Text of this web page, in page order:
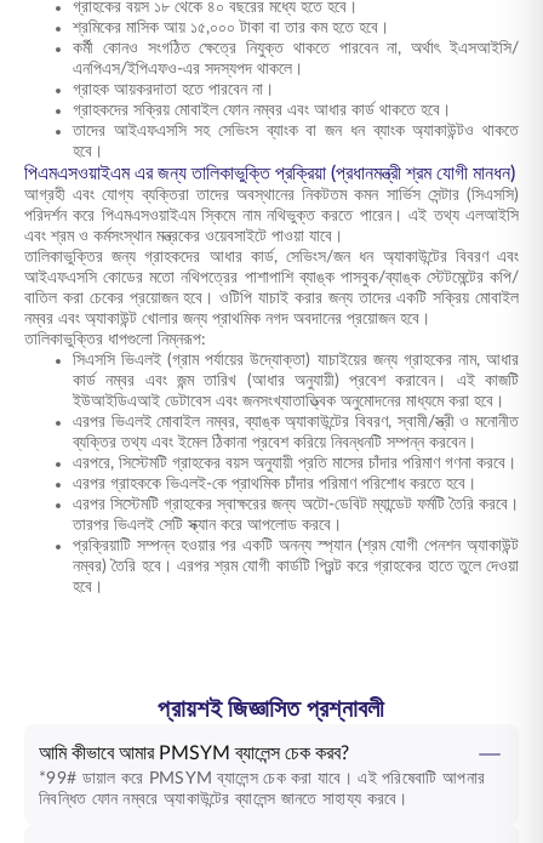
গ্রাহকের বয়স ১৮ থেকে ৪০ বছরের মধ্যে হতে হবে।
শ্রমিকের মাসিক আয় ১৫,০০০ টাকা বা তার কম হতে হবে।
কর্মী কোনও সংগঠিত ক্ষেত্রে নিযুক্ত থাকতে পারবেন না, অর্থাৎ ইএসআইসি/
এনপিএস/ইপিএফও-এর সদস্যপদ থাকলে।
গ্রাহক আয়করদাতা হতে পারবেন না।
গ্রাহকদের সক্রিয় মোবাইল ফোন নম্বর এবং আধার কার্ড থাকতে হবে।
তাদের আইএফএসসি সহ সেভিংস ব্যাংক বা জন ধন ব্যাংক অ্যাকাউন্টও থাকতে
হবে।
পিএমএসওয়াইএম এর জন্য তালিকাভুক্তি প্রক্রিয়া (প্রধানমন্ত্রী শ্রম যোগী মানধন)
আগ্রহী এবং যোগ্য ব্যক্তিরা তাদের অবস্থানের নিকটতম কমন সার্ভিস সেন্টার (সিএসসি)
পরিদর্শন করে পিএমএসওয়াইএম স্কিমে নাম নথিভুক্ত করতে পারেন। এই তথ্য এলআইসি
এবং শ্রম ও কর্মসংস্থান মন্ত্রকের ওয়েবসাইটে পাওয়া যাবে।
তালিকাভুক্তির জন্য গ্রাহকদের আধার কার্ড, সেভিংস/জন ধন অ্যাকাউন্টের বিবরণ এবং
আইএফএসসি কোডের মতো নথিপত্রের পাশাপাশি ব্যাঙ্ক পাসবুক/ব্যাঙ্ক স্টেটমেন্টের কপি/
বাতিল করা চেকের প্রয়োজন হবে। ওটিপি যাচাই করার জন্য তাদের একটি সক্রিয় মোবাইল
নম্বর এবং অ্যাকাউন্ট খোলার জন্য প্রাথমিক নগদ অবদানের প্রয়োজন হবে।
তালিকাভুক্তির ধাপগুলো নিম্নরূপ:
সিএসসি ভিএলই (গ্রাম পর্যায়ের উদ্যোক্তা) যাচাইয়ের জন্য গ্রাহকের নাম, আধার
কার্ড নম্বর এবং জন্ম তারিখ (আধার অনুযায়ী) প্রবেশ করাবেন। এই কাজটি
ইউআইডিএআই ডেটাবেস এবং জনসংখ্যাতাত্ত্বিক অনুমোদনের মাধ্যমে করা হবে।
এরপর ভিএলই মোবাইল নম্বর, ব্যাঙ্ক অ্যাকাউন্টের বিবরণ, স্বামী/স্ত্রী ও মনোনীত
ব্যক্তির তথ্য এবং ইমেল ঠিকানা প্রবেশ করিয়ে নিবন্ধনটি সম্পন্ন করবেন।
এরপরে, সিস্টেমটি গ্রাহকের বয়স অনুযায়ী প্রতি মাসের চাঁদার পরিমাণ গণনা করবে।
এরপর গ্রাহককে ভিএলই-কে প্রাথমিক চাঁদার পরিমাণ পরিশোধ করতে হবে।
এরপর সিস্টেমটি গ্রাহকের স্বাক্ষরের জন্য অটো-ডেবিট ম্যান্ডেট ফর্মটি তৈরি করবে।
তারপর ভিএলই সেটি স্ক্যান করে আপলোড করবে।
প্রক্রিয়াটি সম্পন্ন হওয়ার পর একটি অনন্য স্প্যান (শ্রম যোগী পেনশন অ্যাকাউন্ট
নম্বর) তৈরি হবে। এরপর শ্রম যোগী কার্ডটি প্রিন্ট করে গ্রাহকের হাতে তুলে দেওয়া
হবে।
প্রায়শই জিজ্ঞাসিত প্রশ্নাবলী
আমি কীভাবে আমার PMSYM ব্যালেন্স চেক করব?
*99# ডায়াল করে PMSYM ব্যালেন্স চেক করা যাবে। এই পরিষেবাটি আপনার
নিবন্ধিত ফোন নম্বরে অ্যাকাউন্টের ব্যালেন্স জানতে সাহায্য করবে।